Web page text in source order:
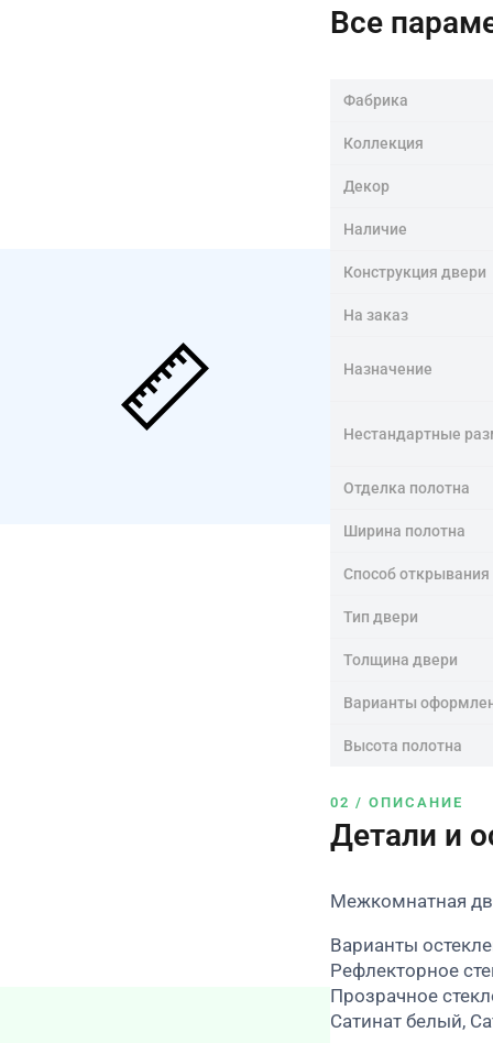
Все
Фабрика
Коллекция
Декор
Наличие
Конструкция двери
На заказ
Назначение
Нестандартные
Отделка полотна
Ширина полотна
Способ открывания
Тип двери
Толщина двери
Варианты
Высота полотна
02 / ОПИСАНИЕ
Детали и
Межкомнатная
Варианты
Рефлекторное
Прозрачное
Сатинат белый,